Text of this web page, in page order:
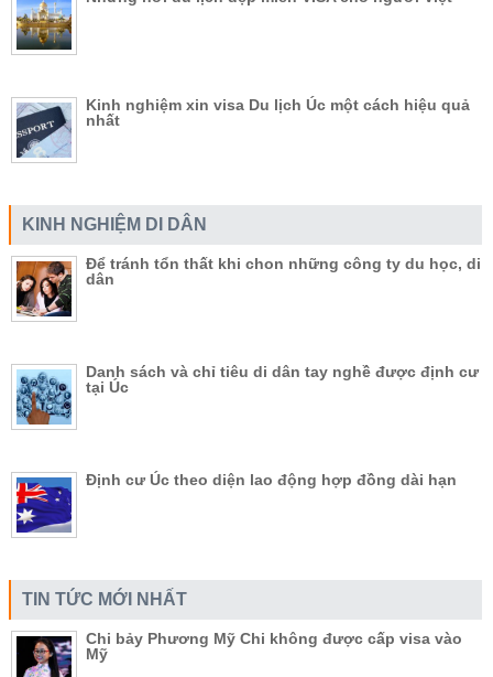
Kinh nghiệm xin visa Du lịch Úc một cách hiệu quả
nhất
KINH NGHIỆM DI DÂN
Để tránh tổn thất khi chon những công ty du học, di
dân
Danh sách và chỉ tiêu di dân tay nghề được định cư
tại Úc
Định cư Úc theo diện lao động hợp đồng dài hạn
TIN TỨC MỚI NHẤT
Chi bảy Phương Mỹ Chi không được cấp visa vào
Mỹ